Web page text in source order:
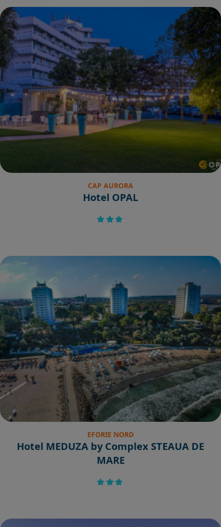
CAP AURORA
Hotel OPAL
EFORIE NORD
Hotel MEDUZA by Complex STEAUA DE
MARE